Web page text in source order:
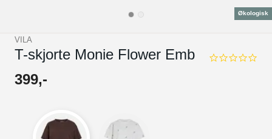
Økologisk
VILA
T-skjorte Monie Flower Emb
0.0
399,-